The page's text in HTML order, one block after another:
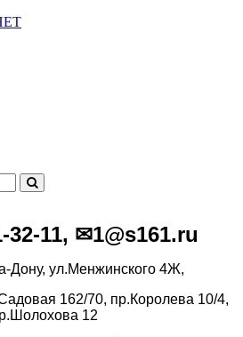
32-11, ✉1@s161.ru
Дону, ул.Менжинского 4Ж,
162/70, пр.Королева 10/4,
12